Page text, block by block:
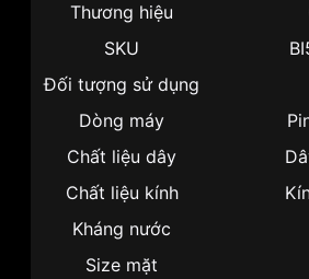
Thương hiệu
SKU
Đối tượng sử dụng
Dòng máy
Chất liệu dây
Chất liệu kính
Kháng nước
Size mặt